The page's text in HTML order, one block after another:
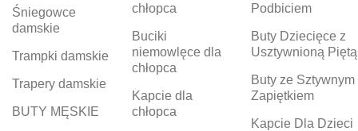
Śniegowce
damskie
Trampki damskie
Trapery damskie
BUTY MĘSKIE
chłopca
Buciki
niemowlęce dla
chłopca
Kapcie dla
chłopca
Podbiciem
Buty Dziecięce z
Usztywnioną Piętą
Buty ze Sztywnym
Zapiętkiem
Kapcie Dla Dzieci